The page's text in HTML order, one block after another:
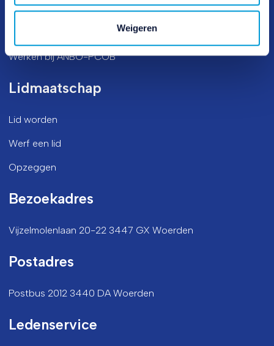
Weigeren
Veelgestelde vragen
Werken bij ANBO-PCOB
Lidmaatschap
Lid worden
Werf een lid
Opzeggen
Bezoekadres
Vijzelmolenlaan 20-22 3447 GX Woerden
Postadres
Postbus 2012 3440 DA Woerden
Ledenservice